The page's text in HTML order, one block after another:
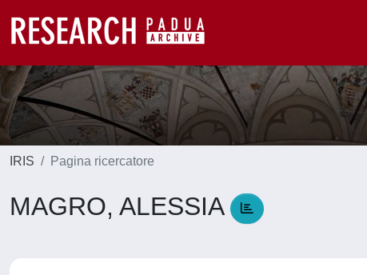
IRIS Pagina ricercatore
MAGRO, ALESSIA